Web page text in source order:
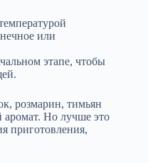
или
этапе, чтобы
розмарин, тимьян
аромат. Но лучше это
приготовления,